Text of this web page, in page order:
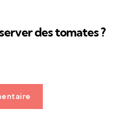
des tomates ?